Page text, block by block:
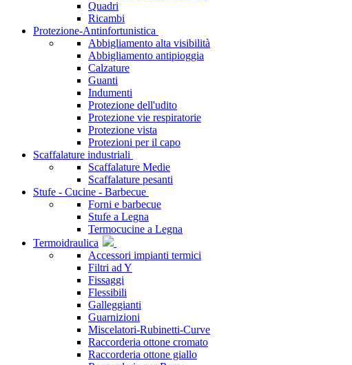
Quadri
Ricambi
Protezione-Antinfortunistica
Abbigliamento alta visibilità
Abbigliamento antipioggia
Calzature
Guanti
Indumenti
Protezione dell'udito
Protezione vie respiratorie
Protezione vista
Protezioni per il capo
Scaffalature industriali
Scaffalature Medie
Scaffalature pesanti
Stufe - Cucine - Barbecue
Forni e barbecue
Stufe a Legna
Termocucine a Legna
Termoidraulica
Accessori impianti termici
Filtri ad Y
Fissaggi
Flessibili
Galleggianti
Guarnizioni
Miscelatori-Rubinetti-Curve
Raccorderia ottone cromato
Raccorderia ottone giallo